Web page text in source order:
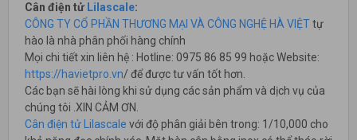
Cân điện tử Lilascale:
CÔNG TY CỔ PHẦN THƯƠNG MẠI VÀ CÔNG NGHỆ HÀ VIỆTtự
hào là nhà phân phối hàng chính
Mọi chi tiết xin liên hệ : Hotline: 0975 86 85 99 hoặc Website:
https://havietpro.vn/ để được tư vấn tốt hơn.
Các bạn sẽ hài lòng khi sử dụng các sản phẩm và dịch vụ của
chúng tôi .XIN CẢM ƠN.
Cân điện tử Lilascale với độ phân giải bên trong: 1/10,000 cho